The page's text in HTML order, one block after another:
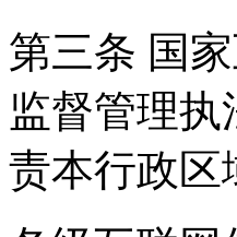
第三条 国
监督管理
责本行政区